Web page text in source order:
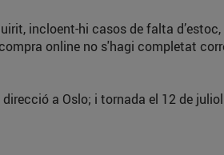
incloent-hi casos de falta
online no s'hagi completat
a Oslo; i tornada el 12 de juliol